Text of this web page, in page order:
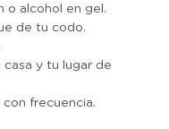
o alcohol en gel.
de tu codo.
y tu lugar de
frecuencia.